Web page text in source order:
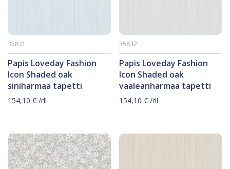
Papis Loveday Fashion
Icon Shaded oak
siniharmaa tapetti
35831
154,10 € /rll
Papis Loveday Fashion
Icon Shaded oak
vaaleanharmaa tapetti
35832
154,10€ /rll